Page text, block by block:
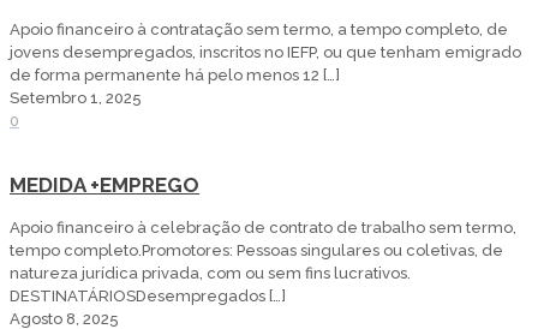
Apoio financeiro à contratação sem termo, a tempo completo, de
jovens desempregados, inscritos no IEFP, ou que tenham emigrado
de forma permanente há pelo menos 12 […]
Setembro 1, 2025
0
MEDIDA +EMPREGO
Apoio financeiro à celebração de contrato de trabalho sem termo,
tempo completo.Promotores: Pessoas singulares ou coletivas, de
natureza jurídica privada, com ou sem fins lucrativos.
DESTINATÁRIOSDesempregados […]
Agosto 8, 2025